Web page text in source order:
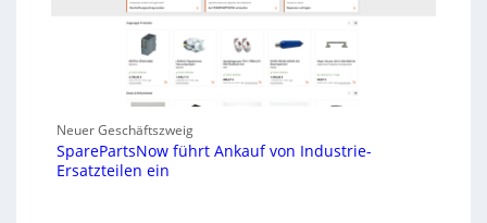
Neuer Geschäftszweig
SparePartsNow führt Ankauf von Industrie-
Ersatzteilen ein